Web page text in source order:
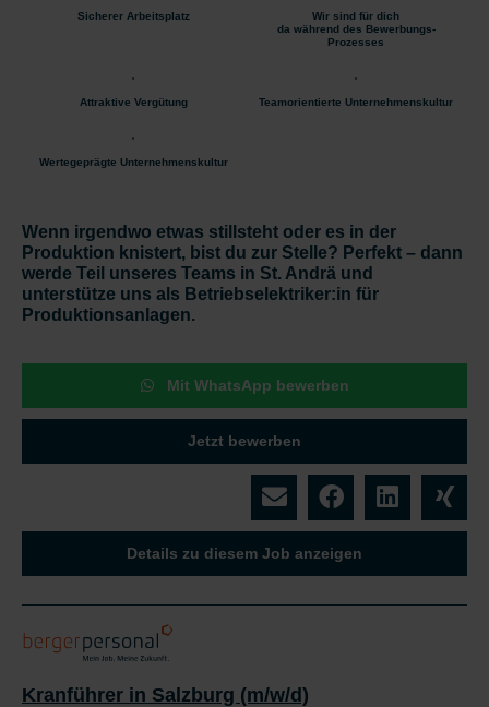
Sicherer Arbeitsplatz
Wir sind für dich
da während des Bewerbungs-
Prozesses
Attraktive Vergütung Teamorientierte Unternehmenskultur
Wertegeprägte Unternehmenskultur
Wenn irgendwo etwas stillsteht oder es in der
Produktion knistert, bist du zur Stelle? Perfekt – dann
werde Teil unseres Teams in St. Andrä und
unterstütze uns als Betriebselektriker:in für
Produktionsanlagen.
Mit WhatsApp bewerben
Jetzt bewerben
Details zu diesem Job anzeigen
Kranführer in Salzburg (m/w/d)